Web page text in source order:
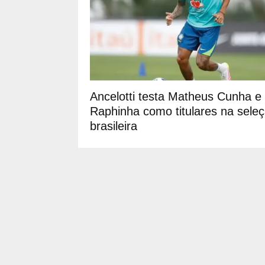
Ancelotti testa Matheus Cunha e
Raphinha como titulares na
brasileira